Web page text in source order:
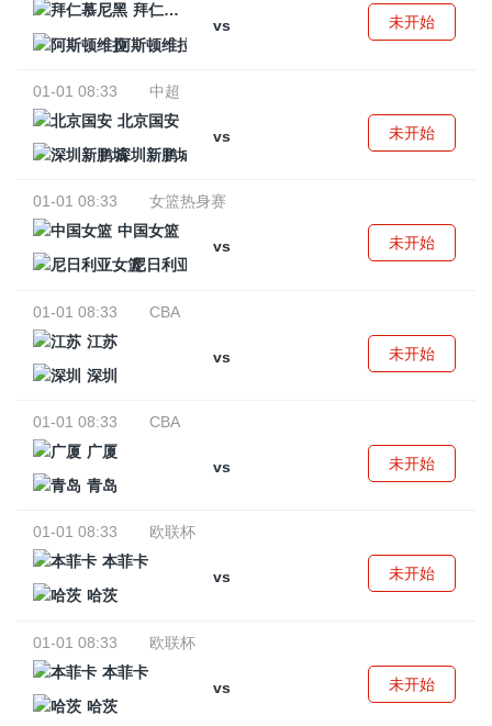
拜仁慕尼黑
vs
阿斯顿维拉
未开始
01-01 08:33
中超
北京国安
vs
深圳新鹏城
未开始
01-01 08:33
女篮热身赛
中国女篮
vs
尼日利亚女篮
未开始
01-01 08:33
CBA
江苏
vs
深圳
未开始
01-01 08:33
CBA
广厦
vs
青岛
未开始
01-01 08:33
欧联杯
本菲卡
vs
哈茨
未开始
01-01 08:33
欧联杯
本菲卡
vs
哈茨
未开始